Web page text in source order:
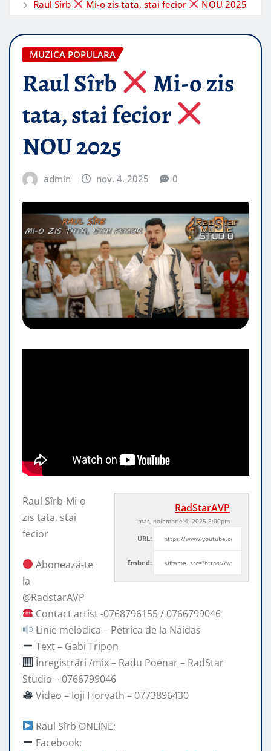
Raul Sîrb
Mi-o zis tata, stai fecior NOU 2025
MUZICA POPULARA
Raul Sîrb
Mi-o zis
tata, stai fecior
NOU 2025
admin nov. 4, 2025 0
RadStarAVP
mar, noiembrie 4, 2025 3:00pm
URL:
Embed:
Raul Sîrb-Mi-o
zis tata, stai
fecior
Abonează-te
la ​
@RadstarAVP
Contact artist -0768796155 / 0766799046
Linie melodica – Petrica de la Naidas
Text – Gabi Tripon
Înregistrări /mix – Radu Poenar – RadStar
Studio – 0766799046
Video – Ioji Horvath – 0773896430
Raul Sîrb ONLINE:
Facebook: